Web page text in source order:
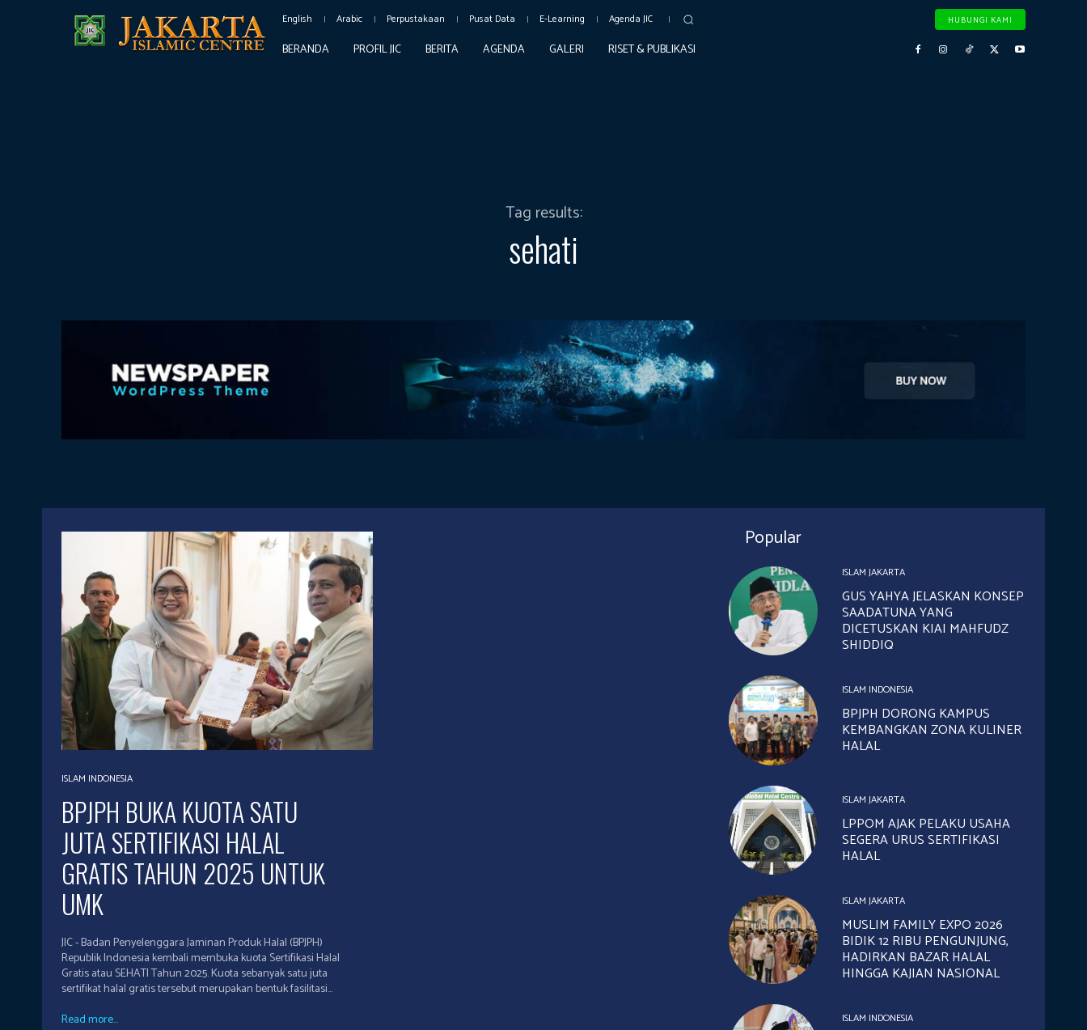
English Arabic Perpustakaan Pusat Data E-Learning Agenda JIC HUBUNGI KAMI
BERANDA PROFIL JIC BERITA AGENDA GALERI RISET & PUBLIKASI
Tag results:
sehati
ISLAM INDONESIA
BPJPH BUKA KUOTA SATU
JUTA SERTIFIKASI HALAL
GRATIS TAHUN 2025 UNTUK
UMK
JIC - Badan Penyelenggara Jaminan Produk Halal (BPJPH)
Republik Indonesia kembali membuka kuota Sertifikasi Halal
Gratis atau SEHATI Tahun 2025. Kuota sebanyak satu juta
sertifikat halal gratis tersebut merupakan bentuk fasilitasi...
Read more...
Popular
ISLAM JAKARTA
GUS YAHYA JELASKAN KONSEP
SAADATUNA YANG
DICETUSKAN KIAI MAHFUDZ
SHIDDIQ
ISLAM INDONESIA
BPJPH DORONG KAMPUS
KEMBANGKAN ZONA KULINER
HALAL
ISLAM JAKARTA
LPPOM AJAK PELAKU USAHA
SEGERA URUS SERTIFIKASI
HALAL
ISLAM JAKARTA
MUSLIM FAMILY EXPO 2026
BIDIK 12 RIBU PENGUNJUNG,
HADIRKAN BAZAR HALAL
HINGGA KAJIAN NASIONAL
ISLAM INDONESIA